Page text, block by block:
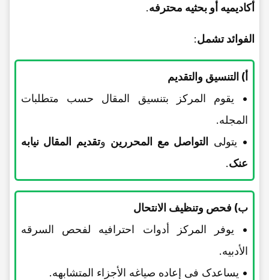
أکادیمیه أو بحثیه محترفه.
الفوائد تشمل:
أ) التنسیق والتقدیم
• یقوم المرکز بتنسیق المقال حسب متطلبات
المجله.
• یتولى
التواصل مع المحررین وتقدیم المقال نیابه
عنک.
ب) فحص وتنظیف الانتحال
• یوفر المرکز أدوات احترافیه لفحص السرقه
الأدبیه.
• یساعدک فی إعاده صیاغه الأجزاء المتشابهه.